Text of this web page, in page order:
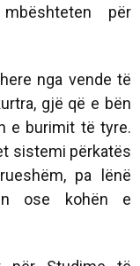
për
nga vende të
gjë që e bën
e burimit të tyre.
sistemi përkatës
pa lënë
ose kohën e